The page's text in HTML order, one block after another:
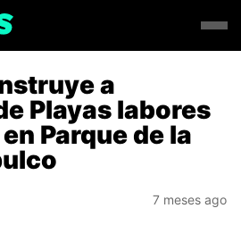
a
Playas labores
Parque de la
7 meses ago